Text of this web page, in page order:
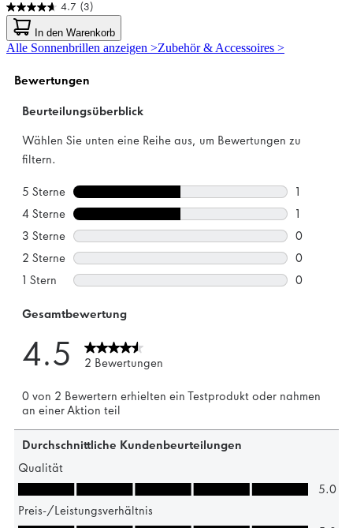
4.7 (3)
4.7
von
5
Sternen.
Bewertungen
In den Warenkorb
Alle Sonnenbrillen anzeigen >Zubehör & Accessoires >